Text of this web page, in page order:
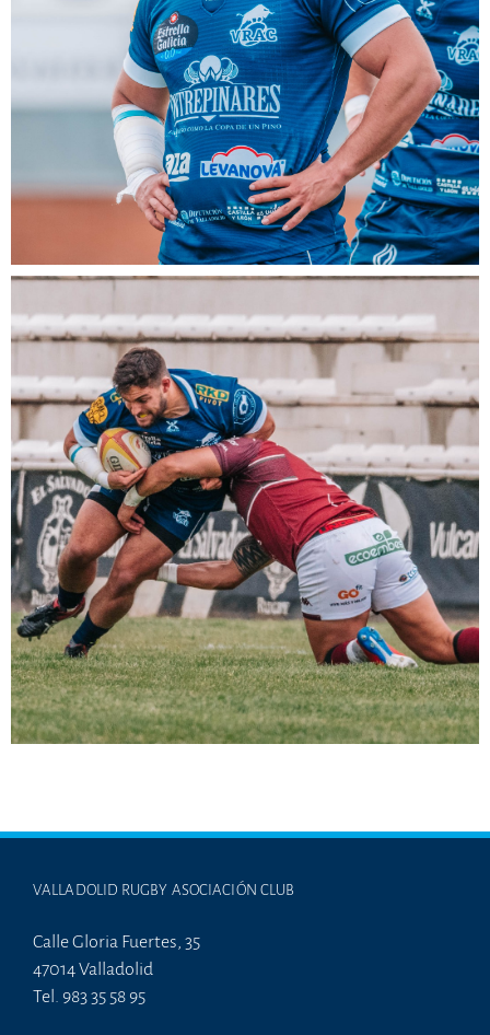
VALLADOLID RUGBY ASOCIACIÓN CLUB
Calle Gloria Fuertes, 35
47014 Valladolid
Tel. 983 35 58 95